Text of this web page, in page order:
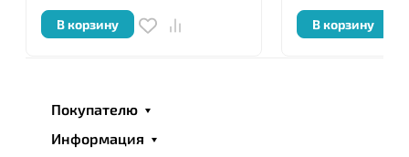
В корзину В корзину
Покупателю
Информация